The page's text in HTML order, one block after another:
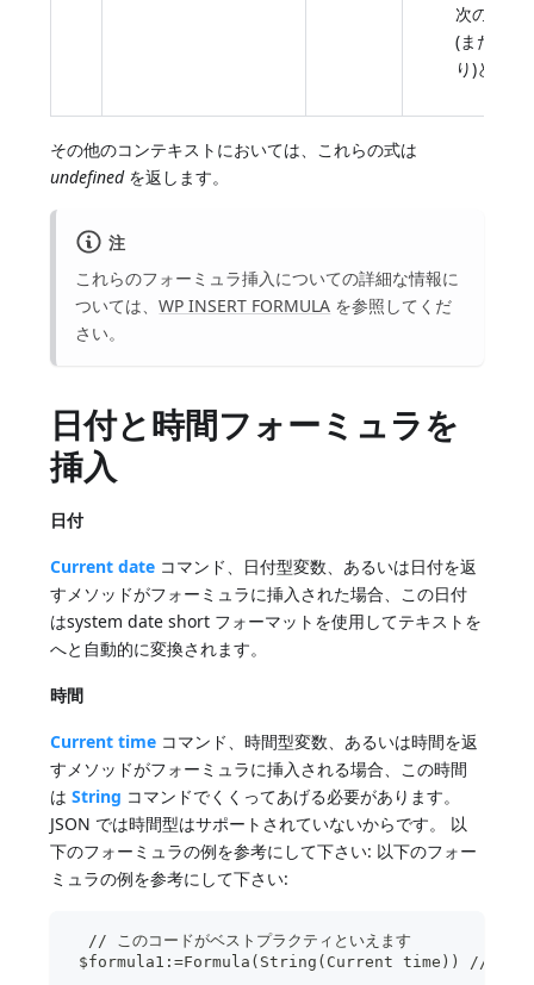
次のブレ
(または表
り)との間
その他のコンテキストにおいては、これらの式は
undefinedを返します。
注
これらのフォーミュラ挿入についての詳細な情報に
ついては、WP INSERT FORMULA を参照してくだ
さい。
日付と時間フォーミュラを
挿入
日付
Current date コマンド、日付型変数、あるいは日付を返
すメソッドがフォーミュラに挿入された場合、この日付
はsystem date short フォーマットを使用してテキストを
へと自動的に変換されます。
時間
Current time コマンド、時間型変数、あるいは時間を返
すメソッドがフォーミュラに挿入される場合、この時間
はString コマンドでくくってあげる必要があります。
JSON では時間型はサポートされていないからです。 以
下のフォーミュラの例を参考にして下さい: 以下のフォー
ミュラの例を参考にして下さい:
  // このコードがベストプラクティといえます
$formula1:=Formula(String(Current time)) //OK